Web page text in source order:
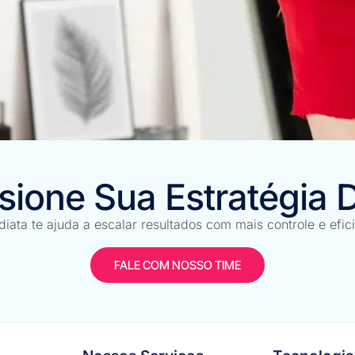
Live Shopping Live Shopping é o futuro do comércio
assiste, interage e compra sem sair da live. Marcas
Sua Estratégia
te ajuda a escalar resultados com mais controle e
FALE COM NOSSO TIME